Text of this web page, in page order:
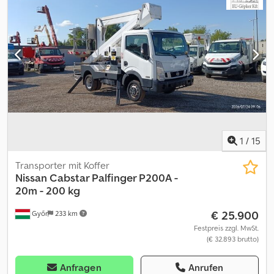
Gesamtlänge:
, Gesamtbreite: , Baujahr:1994,
Ausstattung:Ladebordwand, Tachograph, elektrische
Fensterheberregelung, Fahrzeug mit Hubdach und
hydraulischer Ladebordwand in gutem Zustand Chedpfx Asydm
Egsglea
1 / 15
Győr 233 km
Transporter mit Koffer
Nissan Cabstar Palfinger P200A -
20m - 200 kg
€ 25.900
Festpreis zzgl. MwSt.
(€ 32.893 brutto)
Anfragen Anrufen